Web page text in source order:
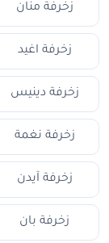
زخرفة منان
زخرفة اغيد
زخرفة دينيس
زخرفة نغمة
زخرفة آيدن
زخرفة بان